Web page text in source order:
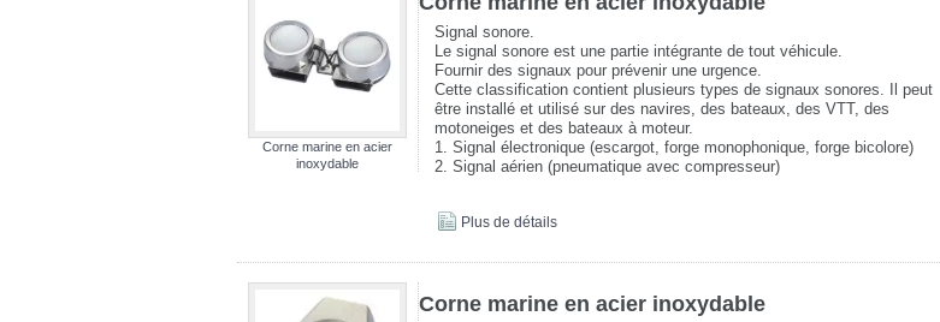
Corne marine en acier
inoxydable
Signal sonore.
Le signal sonore est une partie intégrante de tout véhicule.
Fournir des signaux pour prévenir une urgence.
Cette classification contient plusieurs types de signaux sonores. Il peut
être installé et utilisé sur des navires, des bateaux, des VTT, des
motoneiges et des bateaux à moteur.
1. Signal électronique (escargot, forge monophonique, forge bicolore)
2. Signal aérien (pneumatique avec compresseur)
Plus de détails
Corne marine en acier inoxydable